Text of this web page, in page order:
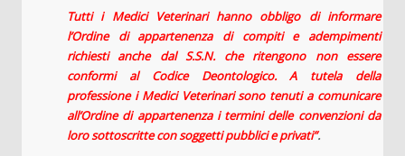
Tutti i Medici Veterinari hanno obbligo di informare
l’Ordine di appartenenza di compiti e adempimenti
richiesti anche dal S.S.N. che ritengono non essere
conformi al Codice Deontologico. A tutela della
professione i Medici Veterinari sono tenuti a comunicare
all’Ordine di appartenenza i termini delle convenzioni da
loro sottoscritte con soggetti pubblici e privati”.